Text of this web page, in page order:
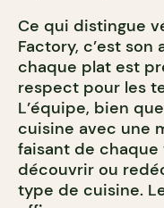
Ce qui distingue
Factory, c’est
chaque plat est
respect pour les
L’équipe, bien
cuisine avec une
faisant de
découvrir ou
type de cuisine.